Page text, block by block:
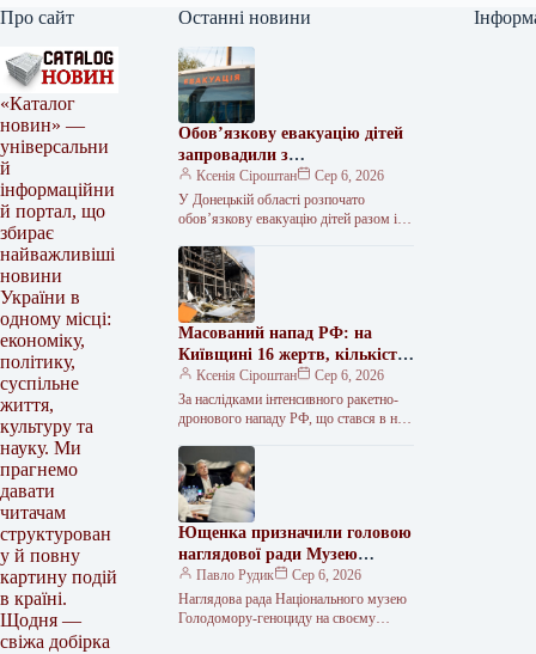
Про сайт
«Каталог
новин» —
універсальни
й
інформаційни
й портал, що
збирає
найважливіші
новини
України в
одному місці:
економіку,
політику,
суспільне
життя,
культуру та
науку. Ми
прагнемо
давати
читачам
структурован
у й повну
картину подій
в країні.
Щодня —
свіжа добірка
Останні новини
Обов’язкову евакуацію дітей
запровадили з
найнебезпечніших зон
Краматорська та двох сусідніх
селищ.
Ксенія Сіроштан
Сер 6, 2026
У Донецькій області розпочато
обов’язкову евакуацію дітей разом із
Красноторка та Біленьке, а також
найбільш вразливих…
Масований напад РФ: на
Київщині 16 жертв, кількість
поранених сягнула 36
Ксенія Сіроштан
Сер 6, 2026
За наслідками інтенсивного ракетно-
дронового нападу РФ, що стався в ніч
зафіксовано 36 поранених, 16 людей…
Ющенка призначили головою
наглядової ради Музею
Голодомору
Павло Рудик
Сер 6, 2026
Наглядова рада Національного музею
Голодомору-геноциду на своєму